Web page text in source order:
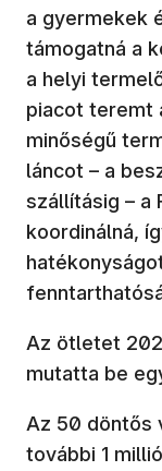
a gyermekek
támogatná a
a helyi
piacot teremt
minőségű
láncot – a
szállításig – a
koordinálná,
Az ötletet
mutatta be
Az 50 döntős
további 1